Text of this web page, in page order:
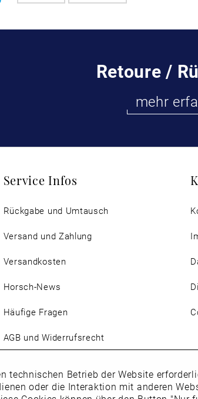
Retoure /
mehr
Service Infos
Rückgabe und Umtausch
Versand und Zahlung
Versandkosten
Horsch-News
Häufige Fragen
AGB und Widerrufsrecht
technischen Betrieb der Website
oder die Interaktion mit anderen